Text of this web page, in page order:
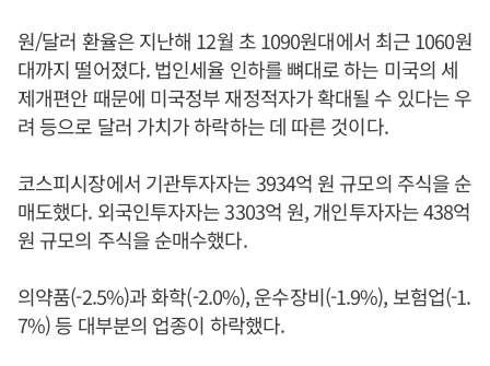
원/달러 환율은 지난해 12월 초 1090원대에서 최근 1060원
대까지 떨어졌다. 법인세율 인하를 뼈대로 하는 미국의 세
제개편안 때문에 미국정부 재정적자가 확대될 수 있다는 우
려 등으로 달러 가치가 하락하는 데 따른 것이다.
코스피시장에서 기관투자자는 3934억 원 규모의 주식을 순
매도했다. 외국인투자자는 3303억 원, 개인투자자는 438억
원 규모의 주식을 순매수했다.
의약품(-2.5%)과 화학(-2.0%), 운수장비(-1.9%), 보험업(-1.
7%) 등 대부분의 업종이 하락했다.